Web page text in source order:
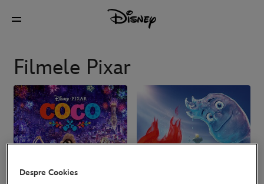
Filmele Pixar
Despre Cookies